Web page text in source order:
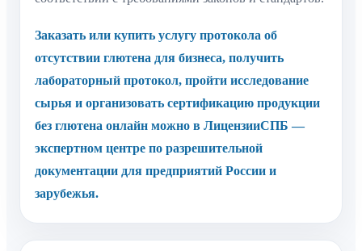
лабораторный протокол, пройти исследование
сырья и организовать сертификацию продукции без
глютена онлайн можно в ЛицензииСПБ —
экспертном центре по разрешительной
документации для предприятий России и
зарубежья.
Эксперт по сертификации
Иванов Иван Иванович